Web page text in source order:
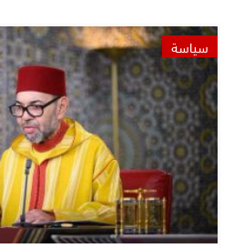
سياسة